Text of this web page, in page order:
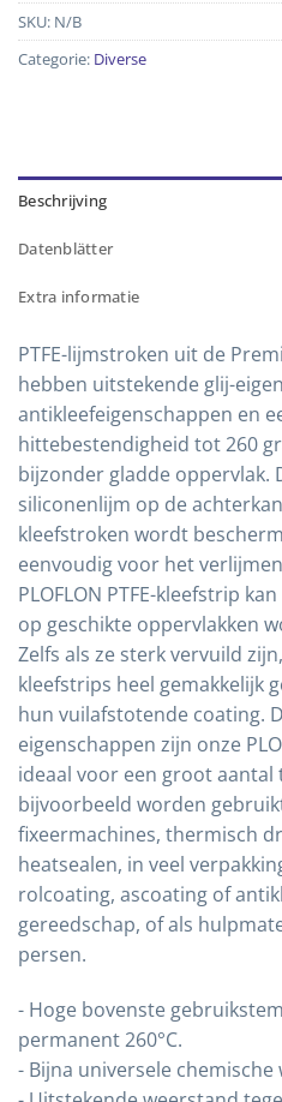
SKU: N/B
Categorie: Diverse
Beschrijving
Datenblätter
Extra informatie
PTFE-lijmstroken uit de
hebben uitstekende glij-
antikleefeigenschappen en
hittebestendigheid tot 260
bijzonder gladde oppervlak.
siliconenlijm op de
kleefstroken wordt
eenvoudig voor het
PLOFLON PTFE-kleefstrip
op geschikte oppervlakken
Zelfs als ze sterk vervuild
kleefstrips heel gemakkelijk
hun vuilafstotende coating.
eigenschappen zijn onze
ideaal voor een groot aantal
bijvoorbeeld worden
fixeermachines, thermisch
heatsealen, in veel
rolcoating, ascoating of
gereedschap, of als
persen.
- Hoge bovenste
permanent 260°C.
- Bijna universele chemische